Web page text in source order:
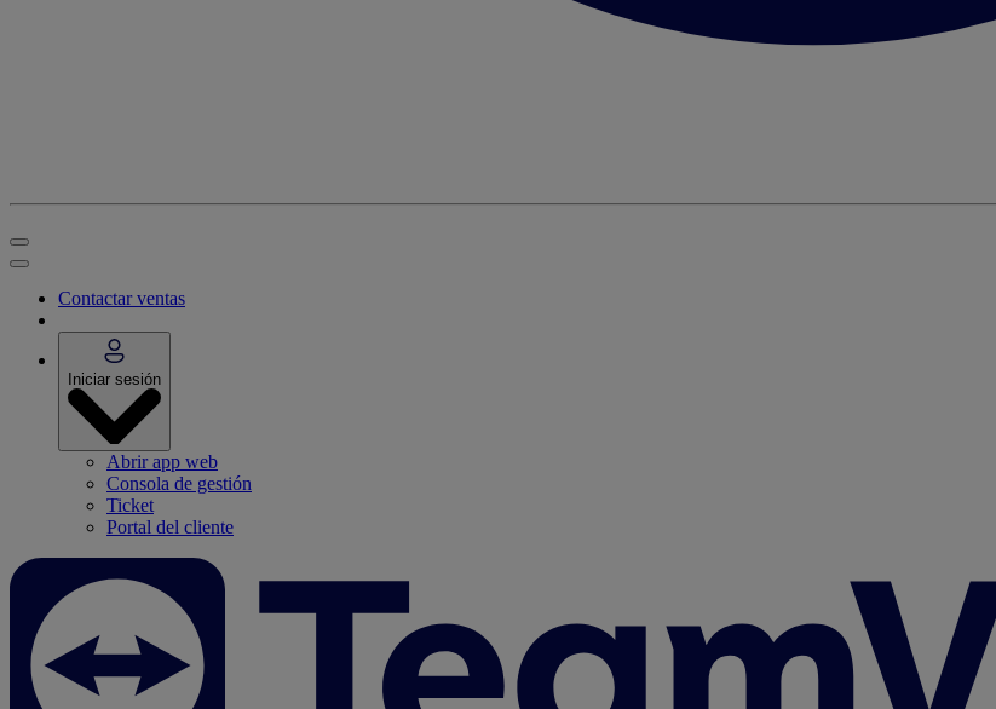
Contactar ventas
Iniciar sesión
Abrir app web
Consola de gestión
Ticket
Portal del cliente